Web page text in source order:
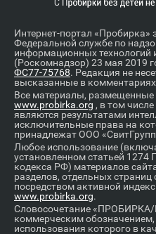
Интернет-портал «Пробирка»
Федеральной службе по
информационных
(Роскомнадзор) 23 мая 2019
ФС77-75768. Редакция не
высказанные в комментариях
Все материалы, размещенные
www.probirka.org , в том
являются результатами
исключительные права на
принадлежат ООО «СвитГрупп
Любое использование
установленном статьей 1274
кодекса РФ) материалов
разделов, отдельных
посредством активной
www.probirka.org.
Словосочетание «ПРОБИРКА/
коммерческим
использования которого в